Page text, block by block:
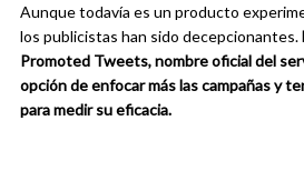
Aunque todavía es un producto
los publicistas han sido decepcionantes.
Promoted Tweets, nombre oficial del
opción de enfocar más las campañas y
para medir su eficacia.